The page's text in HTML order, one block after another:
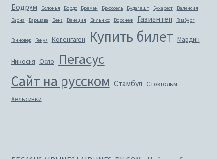
Бодрум Болонья Бордо Бремен Брюссель Будапешт Бухарест
Валенсия
Варна
Варшава Вена Венеция Вильнюс Воронеж Газиантеп Гамбург
Ганновер Генуя Копенгаген Купить билет Мардин
Никосия Осло Пегасус
Сайт на русском Стамбул Стокгольм
Хельсинки